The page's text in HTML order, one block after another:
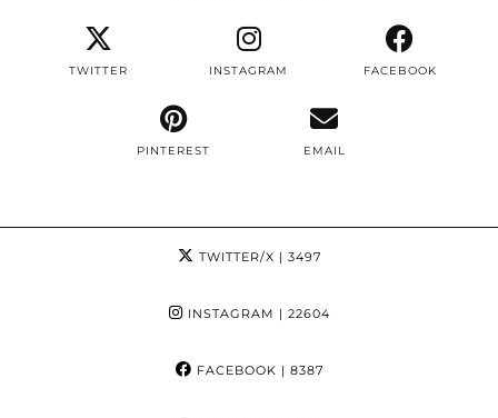
TWITTER INSTAGRAM FACEBOOK
PINTEREST EMAIL
TWITTER/X | 3497
INSTAGRAM | 22604
FACEBOOK | 8387